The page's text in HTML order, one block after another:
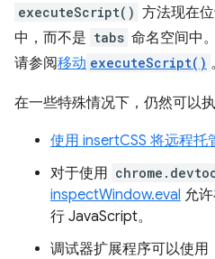
executeScript() 方法现在
中，而不是 tabs 命名空间中
请参阅移动 executeScript() 。
在一些特殊情况下，仍然可以
使用 insertCSS 将远程托
对于使用
inspectWindow.eval 允
行 JavaScript。
调试器扩展程序可以使用